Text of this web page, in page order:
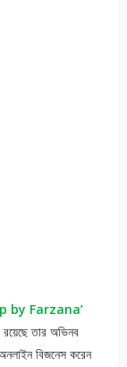
by Farzana’
তার অভিনব
বিজনেস করেন